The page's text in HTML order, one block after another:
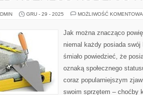
GRU - 29 - 2025 MOŻLIWOŚĆ
Jak można znacząco
niemal każdy posiada swój
śmiało powiedzieć, że
oznaką społecznego
coraz popularniejszym
swoim sprzętem – choćby